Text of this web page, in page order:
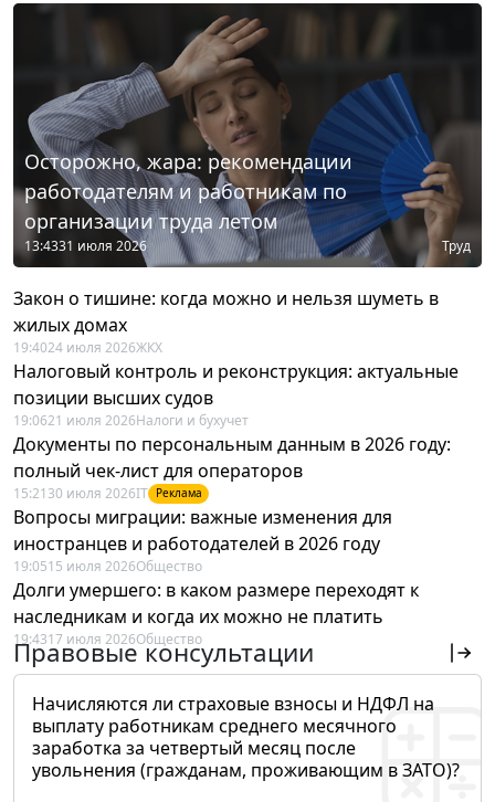
Осторожно, жара: рекомендации
работодателям и работникам по
организации труда летом
13:4331 июля 2026 Труд
Закон о тишине: когда можно и нельзя шуметь в
жилых домах
19:4024 июля 2026ЖКХ
Налоговый контроль и реконструкция: актуальные
позиции высших судов
19:0621 июля 2026Налоги и бухучет
Документы по персональным данным в 2026 году:
полный чек-лист для операторов
15:21 30 июля 2026IT Реклама
Вопросы миграции: важные изменения для
иностранцев и работодателей в 2026 году
19:0515 июля 2026Общество
Долги умершего: в каком размере переходят к
наследникам и когда их можно не платить
19:4317 июля 2026Общество
Правовые консультации
Начисляются ли страховые взносы и НДФЛ на
выплату работникам среднего месячного
заработка за четвертый месяц после
увольнения (гражданам, проживающим в ЗАТО)?